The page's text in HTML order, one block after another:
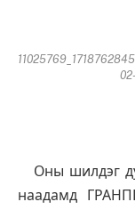
Оны шилдэг
наадамд